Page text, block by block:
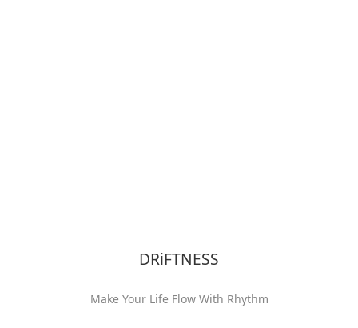
DRiFTNESS
Make Your Life Flow With Rhythm